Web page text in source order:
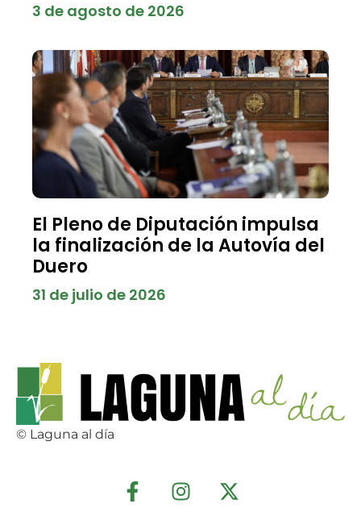
3 de agosto de 2026
El Pleno de Diputación impulsa
la finalización de la Autovía del
Duero
31 de julio de 2026
© Laguna al día